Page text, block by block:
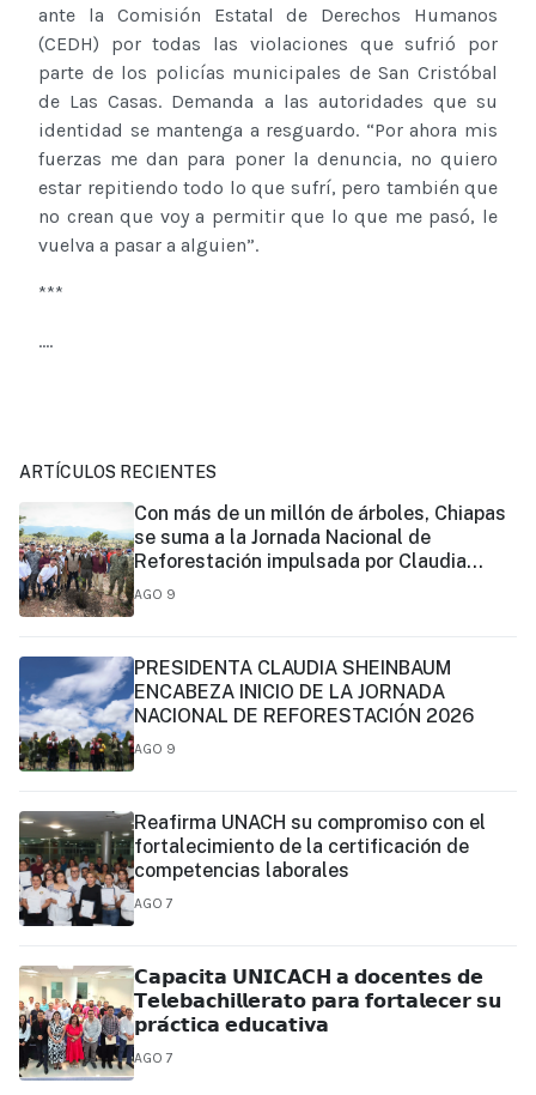
ante la Comisión Estatal de Derechos Humanos
(CEDH) por todas las violaciones que sufrió por
parte de los policías municipales de San Cristóbal
de Las Casas. Demanda a las autoridades que su
identidad se mantenga a resguardo. “Por ahora mis
fuerzas me dan para poner la denuncia, no quiero
estar repitiendo todo lo que sufrí, pero también que
no crean que voy a permitir que lo que me pasó, le
vuelva a pasar a alguien”.
***
....
ARTÍCULOS RECIENTES
Con más de un millón de árboles, Chiapas
se suma a la Jornada Nacional de
Reforestación impulsada por Claudia
Sheinbaum
AGO 9
PRESIDENTA CLAUDIA SHEINBAUM
ENCABEZA INICIO DE LA JORNADA
NACIONAL DE REFORESTACIÓN 2026
AGO 9
Reafirma UNACH su compromiso con el
fortalecimiento de la certificación de
competencias laborales
AGO 7
𝗖𝗮𝗽𝗮𝗰𝗶𝘁𝗮 𝗨𝗡𝗜𝗖𝗔𝗖𝗛 𝗮 𝗱𝗼𝗰𝗲𝗻𝘁𝗲𝘀 𝗱𝗲
𝗧𝗲𝗹𝗲𝗯𝗮𝗰𝗵𝗶𝗹𝗹𝗲𝗿𝗮𝘁𝗼 𝗽𝗮𝗿𝗮 𝗳𝗼𝗿𝘁𝗮𝗹𝗲𝗰𝗲𝗿 𝘀𝘂
𝗽𝗿𝗮́𝗰𝘁𝗶𝗰𝗮 𝗲𝗱𝘂𝗰𝗮𝘁𝗶𝘃𝗮
AGO 7